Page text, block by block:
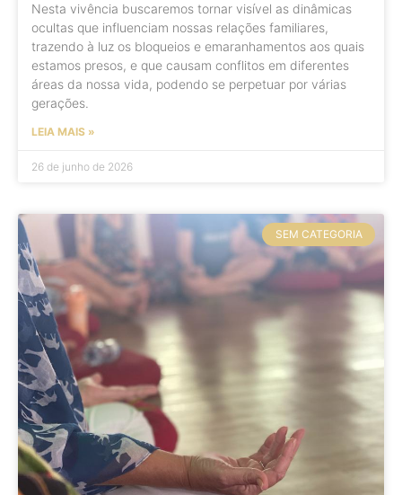
Nesta vivência buscaremos tornar visível as dinâmicas
ocultas que influenciam nossas relações familiares,
trazendo à luz os bloqueios e emaranhamentos aos quais
estamos presos, e que causam conflitos em diferentes
áreas da nossa vida, podendo se perpetuar por várias
gerações.
LEIA MAIS »
26 de junho de 2026
SEM CATEGORIA